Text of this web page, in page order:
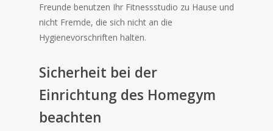
Freunde benutzen Ihr Fitnessstudio zu Hause und
nicht Fremde, die sich nicht an die
Hygienevorschriften halten.
Sicherheit bei der
Einrichtung des Homegym
beachten